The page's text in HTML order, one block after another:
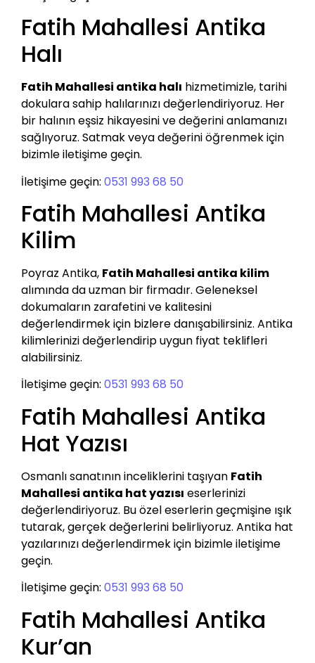
Fatih Mahallesi Antika
Halı
Fatih Mahallesi antika halı hizmetimizle, tarihi
dokulara sahip halılarınızı değerlendiriyoruz. Her
bir halının eşsiz hikayesini ve değerini anlamanızı
sağlıyoruz. Satmak veya değerini öğrenmek için
bizimle iletişime geçin.
İletişime geçin: 0531 993 68 50
Fatih Mahallesi Antika
Kilim
Poyraz Antika, Fatih Mahallesi antika kilim
alımında da uzman bir firmadır. Geleneksel
dokumaların zarafetini ve kalitesini
değerlendirmek için bizlere danışabilirsiniz. Antika
kilimlerinizi değerlendirip uygun fiyat teklifleri
alabilirsiniz.
İletişime geçin: 0531 993 68 50
Fatih Mahallesi Antika
Hat Yazısı
Osmanlı sanatının inceliklerini taşıyan Fatih
Mahallesi antika hat yazısı eserlerinizi
değerlendiriyoruz. Bu özel eserlerin geçmişine ışık
tutarak, gerçek değerlerini belirliyoruz. Antika hat
yazılarınızı değerlendirmek için bizimle iletişime
geçin.
İletişime geçin: 0531 993 68 50
Fatih Mahallesi Antika
Kur’an